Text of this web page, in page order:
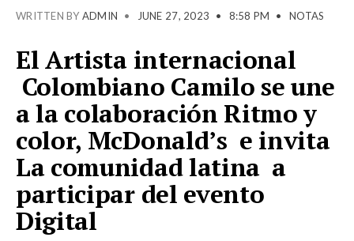
WRITTEN BY ADMIN • JUNE 27, 2023 • 8:58 PM • NOTAS
El Artista internacional
Colombiano Camilo se une
a la colaboración Ritmo y
color, McDonald’s e invita
La comunidad latina a
participar del evento
Digital